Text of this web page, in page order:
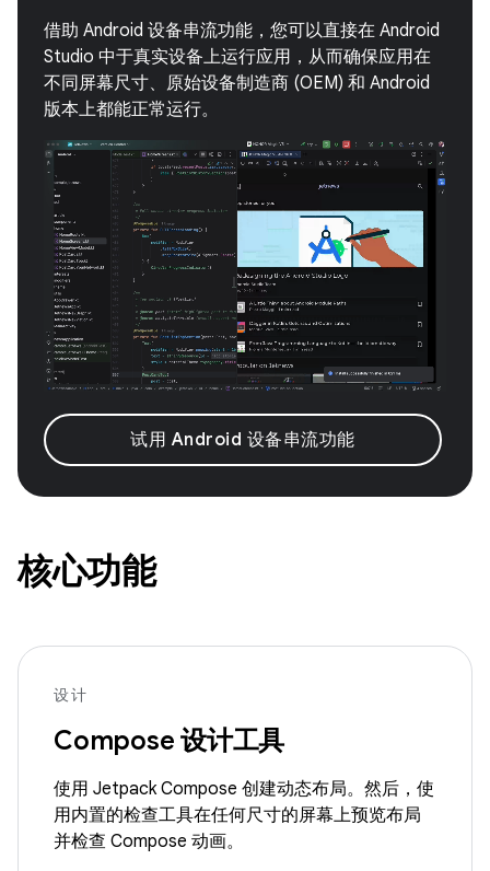
借助 Android 设备串流功能，您可以直接在 Android
Studio 中于真实设备上运行应用，从而确保应用在
不同屏幕尺寸、原始设备制造商 (OEM) 和 Android
版本上都能正常运行。
试用 Android 设备串流功能
核心功能
设计
Compose 设计工具
使用 Jetpack Compose 创建动态布局。然后，使
用内置的检查工具在任何尺寸的屏幕上预览布局
并检查 Compose 动画。